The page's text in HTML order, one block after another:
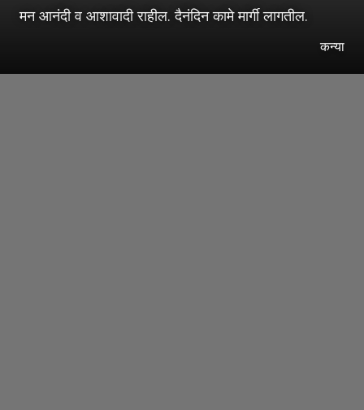
मन आनंदी व आशावादी राहील. दैनंदिन कामे मार्गी लागतील.
कन्या